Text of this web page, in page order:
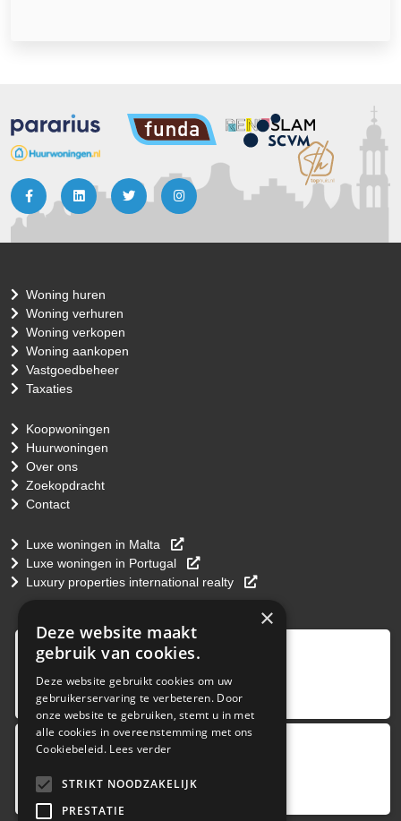
Woning huren
Woning verhuren
Woning verkopen
Woning aankopen
Vastgoedbeheer
Taxaties
Koopwoningen
Huurwoningen
Over ons
Zoekopdracht
Contact
Luxe woningen in Malta
Luxe woningen in Portugal
Luxury properties international realty
provided by
5.0
×
Deze website maakt
gebruik van cookies.
Deze website gebruikt cookies om uw
gebruikerservaring te verbeteren. Door
onze website te gebruiken, stemt u in met
alle cookies in overeenstemming met ons
Cookiebeleid. Lees verder
STRIKT NOODZAKELIJK
PRESTATIE